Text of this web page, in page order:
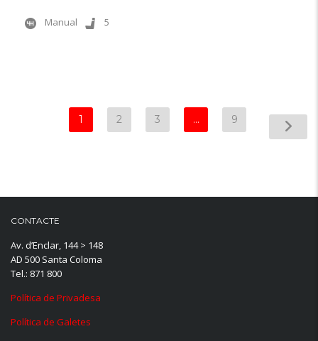
Manual 5
1 2 3 … 9
CONTACTE
Av. d’Enclar, 144 > 148
AD 500 Santa Coloma
Tel.: 871 800
Política de Privadesa
Política de Galetes